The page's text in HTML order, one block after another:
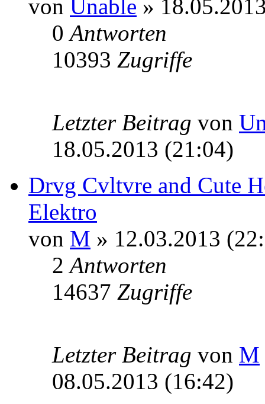
von Unable »
0Antworten
10393 Zugriffe
Letzter Beitrag von
18.05.2013 (21:04)
Drvg Cvltvre and Cute
Elektro
von M » 12.03.2013
2Antworten
14637 Zugriffe
Letzter Beitrag von M
08.05.2013 (16:42)